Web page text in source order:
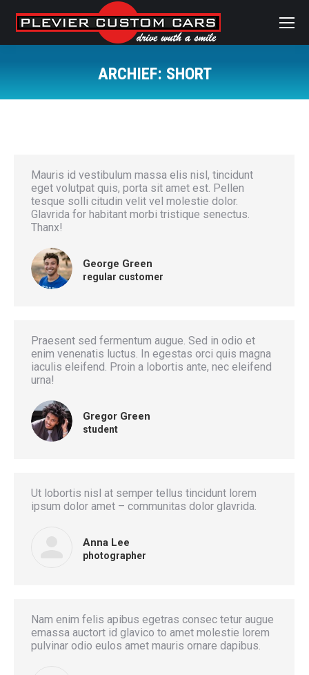
ARCHIEF: SHORT
Mauris id vestibulum massa elis nisl, tincidunt
eget volutpat quis, porta sit amet est. Pellen
tesque solli citudin velit vel molestie dolor.
Glavrida for habitant morbi tristique senectus.
Thanx!
George Green
regular customer
Praesent sed fermentum augue. Sed in odio et
enim venenatis luctus. In egestas orci quis magna
iaculis eleifend. Proin a lobortis ante, nec eleifend
urna!
Gregor Green
student
Ut lobortis nisl at semper tellus tincidunt lorem
ipsum dolor amet – communitas dolor glavrida.
Anna Lee
photographer
Nam enim felis apibus egetras consec tetur augue
emassa auctort id glavico to amet molestie lorem
pulvinar odio eulos amet mauris ornare dapibus.